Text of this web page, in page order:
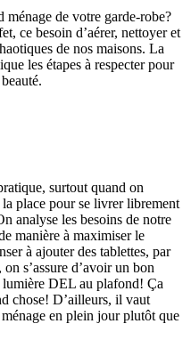
ménage de votre garde-robe?
ce besoin d’aérer, nettoyer et
de nos maisons. La
les étapes à respecter pour
surtout quand on
place pour se livrer librement
analyse les besoins de notre
manière à maximiser le
à ajouter des tablettes, par
s’assure d’avoir un bon
lumière DEL au plafond! Ça
chose! D’ailleurs, il vaut
en plein jour plutôt que